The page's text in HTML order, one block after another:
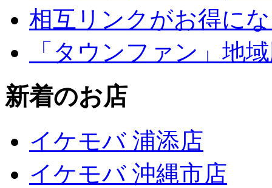
相互リンクがお得に
「タウンファン」地
新着のお店
イケモバ 浦添店
イケモバ 沖縄市店